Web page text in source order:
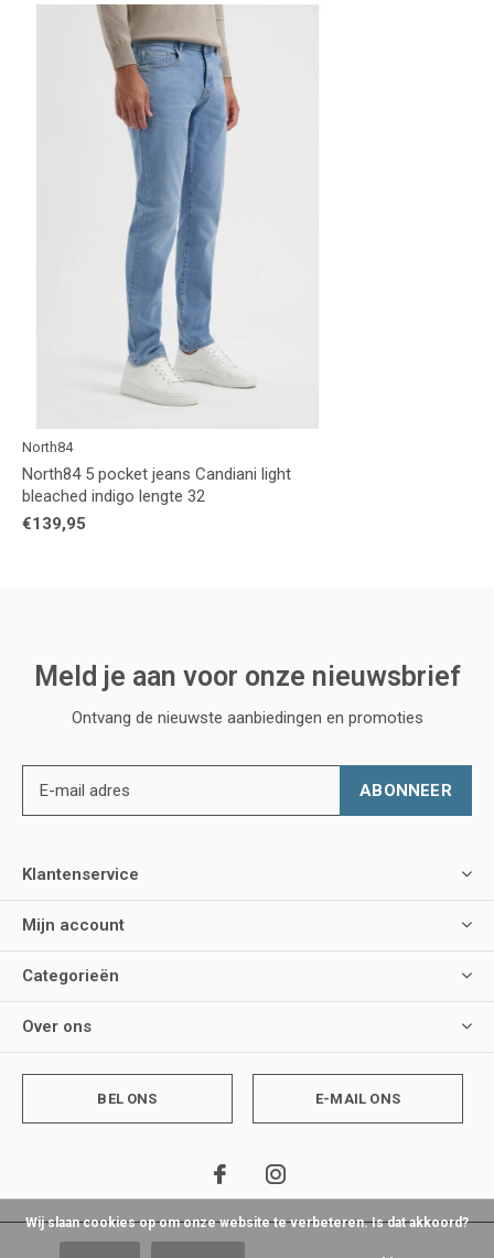
North84
North84 5 pocket jeans Candiani light
bleached indigo lengte 32
€139,95
Meld je aan voor onze nieuwsbrief
Ontvang de nieuwste aanbiedingen en promoties
ABONNEER
Klantenservice
Mijn account
Categorieën
Over ons
BEL ONS E-MAIL ONS
Wij slaan cookies op om onze website te verbeteren. Is dat akkoord?